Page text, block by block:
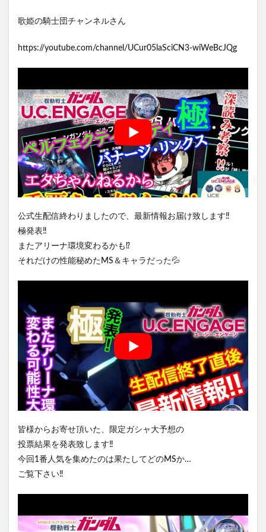
歌姫の騎士団チャンネルさん
https://youtube.com/channel/UCur05laSciCN3-wiWeBcJQg
公式生配信終わりましたので、最新情報お届け致します‼️
極発表‼️
またアリーナ環境変わるかも⁉️
それだけの性能秘めたMS＆キャラだった💦
皆様からお寄せ頂いた、限定ガシャ大予想の
投票結果を発表致します‼️
今回1番人気を集めたのは果たしてどのMSか…
ご覧下さい‼️